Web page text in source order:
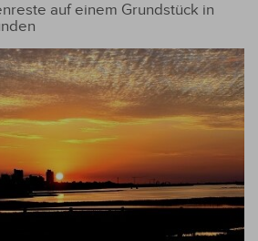
auf einem Grundstück in